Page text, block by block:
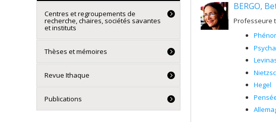
BERGO,
Professeure
Hegel
Centres et regroupements de
recherche, chaires, sociétés savantes
et instituts
Thèses et mémoires
Revue Ithaque
Publications